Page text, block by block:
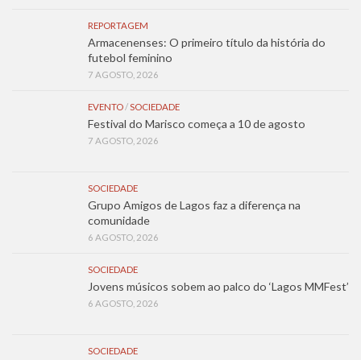
REPORTAGEM
Armacenenses: O primeiro título da história do
futebol feminino
7 AGOSTO, 2026
EVENTO/SOCIEDADE
Festival do Marisco começa a 10 de agosto
7 AGOSTO, 2026
SOCIEDADE
Grupo Amigos de Lagos faz a diferença na
comunidade
6 AGOSTO, 2026
SOCIEDADE
Jovens músicos sobem ao palco do ‘Lagos MMFest’
6 AGOSTO, 2026
SOCIEDADE